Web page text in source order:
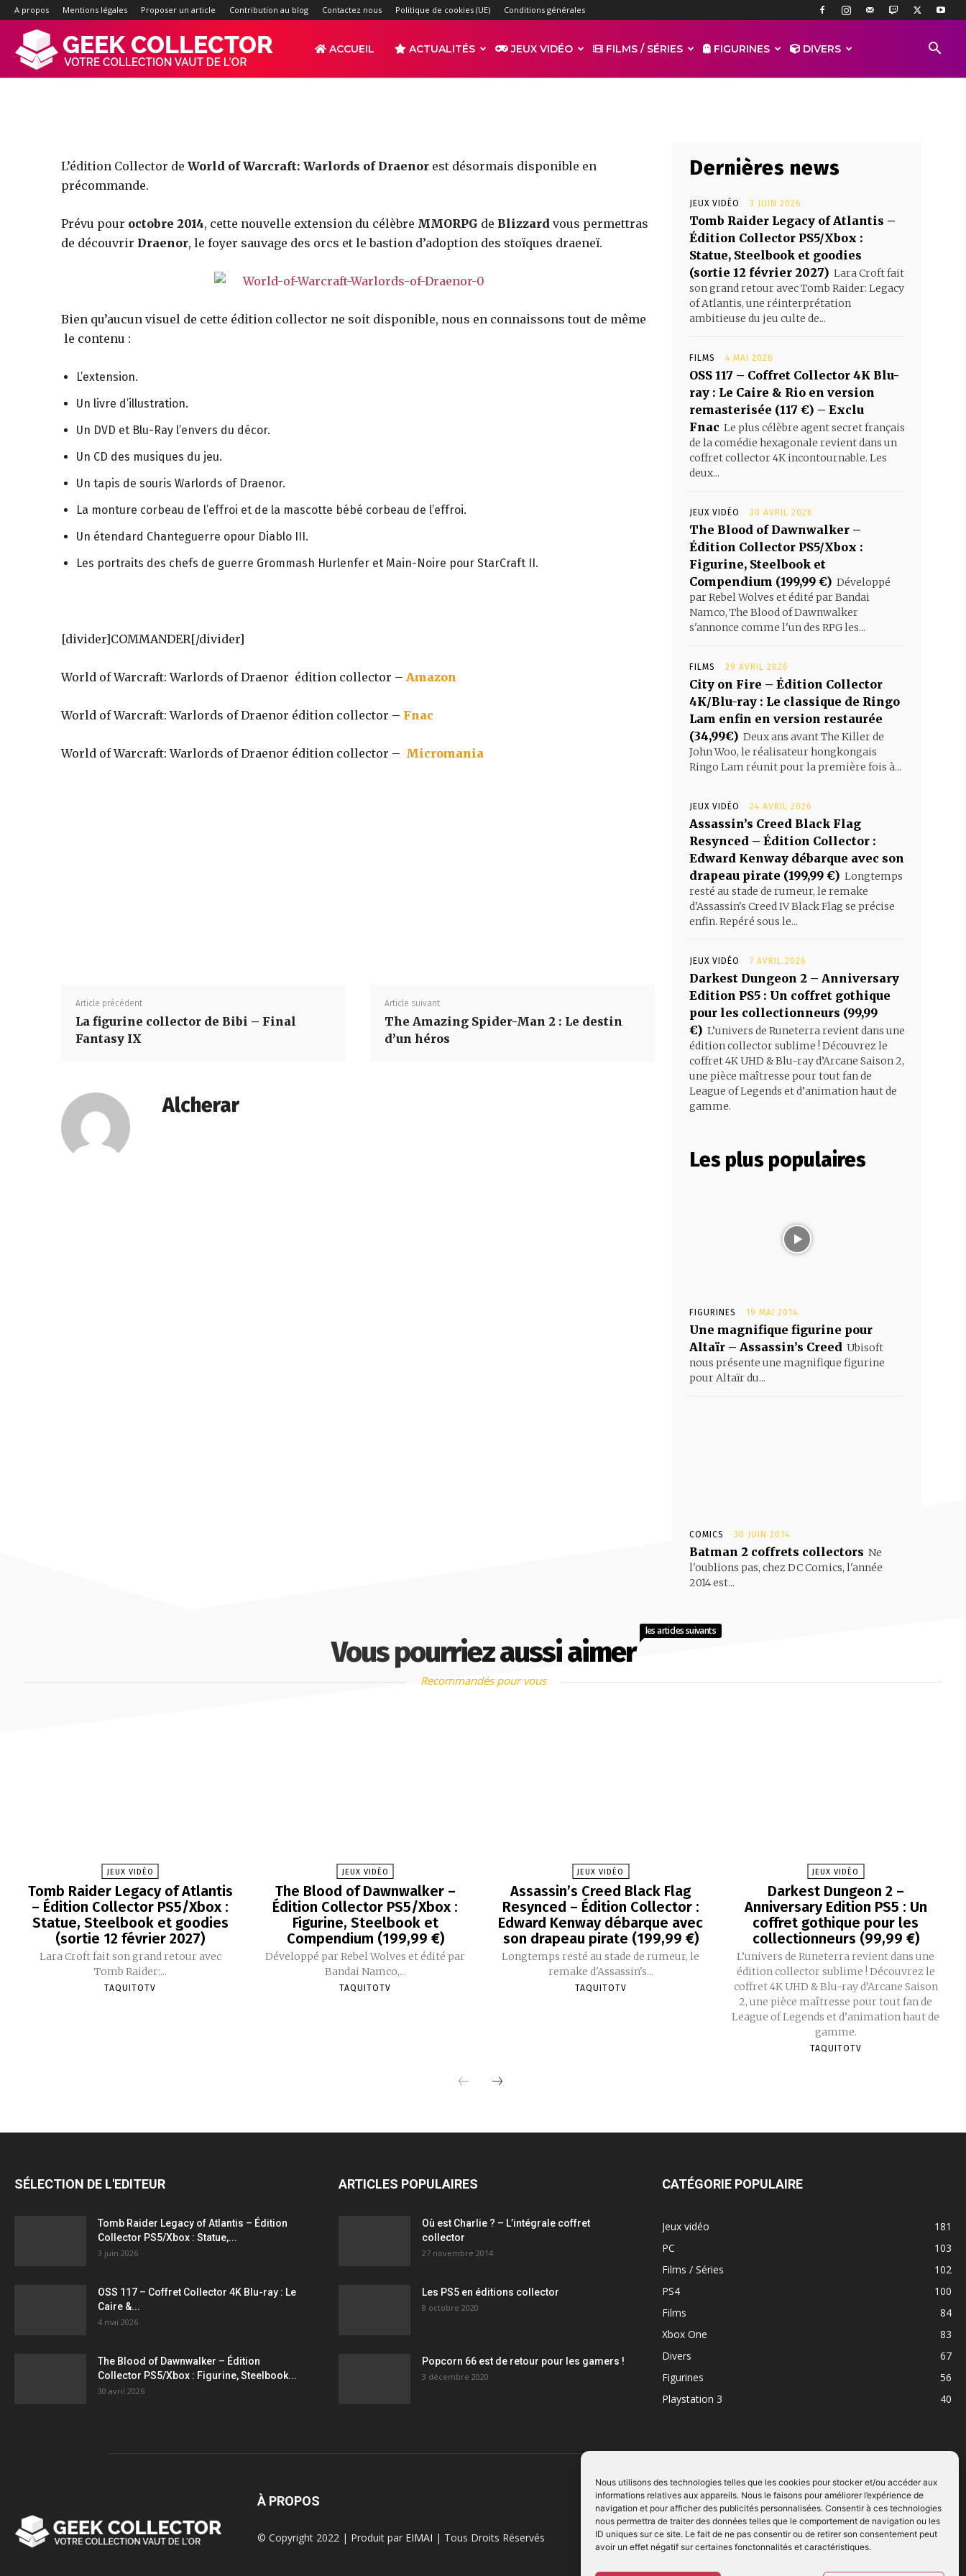
Nous utilisons des technologies telles que les cookies pour stocker et/ou accéder aux
informations relatives aux appareils. Nous le faisons pour améliorer l’expérience de
navigation et pour afficher des publicités personnalisées. Consentir à ces technologies
nous permettra de traiter des données telles que le comportement de navigation ou les
ID uniques sur ce site. Le fait de ne pas consentir ou de retirer son consentement peut
avoir un effet négatif sur certaines fonctonnalités et caractéristiques.
A propos Mentions légales Proposer un article Contribution au blog Contactez nous Politique de cookies (UE) Conditions générales
:
Site
d'actualités
steelbook,
spéciales
jeux
statuettes
ACCUEIL ACTUALITÉS JEUX VIDÉO FILMS / SÉRIES FIGURINES DIVERS
World of Warcraft: Warlords of Draenor
par ALCHERAR 1682 0
L’édition Collector de World of Warcraft: Warlords of Draenor est désormais disponible en
précommande.
Prévu pour octobre 2014, cette nouvelle extension du célèbre MMORPG de Blizzard vous permettras
de découvrir Draenor, le foyer sauvage des orcs et le bastion d’adoption des stoïques draeneï.
Bien qu’aucun visuel de cette édition collector ne soit disponible, nous en connaissons tout de même
le contenu :
L’extension.
Un livre d’illustration.
Un DVD et Blu-Ray l’envers du décor.
Un CD des musiques du jeu.
Un tapis de souris Warlords of Draenor.
La monture corbeau de l’effroi et de la mascotte bébé corbeau de l’effroi.
Un étendard Chanteguerre opour Diablo III.
Les portraits des chefs de guerre Grommash Hurlenfer et Main-Noire pour StarCraft II.
[divider]COMMANDER[/divider]
World of Warcraft: Warlords of Draenor édition collector – Amazon
World of Warcraft: Warlords of Draenor édition collector – Fnac
World of Warcraft: Warlords of Draenor édition collector – Micromania
Article précédent
La figurine collector de Bibi – Final
Fantasy IX
Article suivant
The Amazing Spider-Man 2 : Le destin
d’un héros
Alcherar
Dernières news
JEUX VIDÉO 3 JUIN 2026
Tomb Raider Legacy of Atlantis –
Édition Collector PS5/Xbox :
Statue, Steelbook et goodies
(sortie 12 février 2027) Lara Croft fait
son grand retour avec Tomb Raider: Legacy
of Atlantis, une réinterprétation
ambitieuse du jeu culte de...
FILMS 4 MAI 2026
OSS 117 – Coffret Collector 4K Blu-
ray : Le Caire & Rio en version
remasterisée (117 €) – Exclu
Fnac Le plus célèbre agent secret français
de la comédie hexagonale revient dans un
coffret collector 4K incontournable. Les
deux...
JEUX VIDÉO 30 AVRIL 2026
The Blood of Dawnwalker –
Édition Collector PS5/Xbox :
Figurine, Steelbook et
Compendium (199,99 €) Développé
par Rebel Wolves et édité par Bandai
Namco, The Blood of Dawnwalker
s'annonce comme l'un des RPG les...
FILMS 29 AVRIL 2026
City on Fire – Édition Collector
4K/Blu-ray : Le classique de Ringo
Lam enfin en version restaurée
(34,99€) Deux ans avant The Killer de
John Woo, le réalisateur hongkongais
Ringo Lam réunit pour la première fois à...
JEUX VIDÉO 24 AVRIL 2026
Assassin’s Creed Black Flag
Resynced – Édition Collector :
Edward Kenway débarque avec son
drapeau pirate (199,99 €) Longtemps
resté au stade de rumeur, le remake
d'Assassin's Creed IV Black Flag se précise
enfin. Repéré sous le...
JEUX VIDÉO 7 AVRIL 2026
Darkest Dungeon 2 – Anniversary
Edition PS5 : Un coffret gothique
pour les collectionneurs (99,99
€) L’univers de Runeterra revient dans une
édition collector sublime ! Découvrez le
coffret 4K UHD & Blu-ray d’Arcane Saison 2,
une pièce maîtresse pour tout fan de
League of Legends et d’animation haut de
gamme.
Les plus populaires
FIGURINES 19 MAI 2014
Une magnifique figurine pour
Altaïr – Assassin’s Creed Ubisoft
nous présente une magnifique figurine
pour Altaïr du...
COMICS 30 JUIN 2014
Batman 2 coffrets collectors Ne
l'oublions pas, chez DC Comics, l'année
2014 est...
Vous pourriez aussi aimer
les articles suivants
Recommandés pour vous
JEUX VIDÉO
Tomb Raider Legacy of Atlantis
– Édition Collector PS5/Xbox :
Statue, Steelbook et goodies
(sortie 12 février 2027)
Lara Croft fait son grand retour avec
Tomb Raider:...
TAQUITOTV
JEUX VIDÉO
The Blood of Dawnwalker –
Édition Collector PS5/Xbox :
Figurine, Steelbook et
Compendium (199,99 €)
Développé par Rebel Wolves et édité par
Bandai Namco,...
TAQUITOTV
JEUX VIDÉO
Assassin’s Creed Black Flag
Resynced – Édition Collector :
Edward Kenway débarque avec
son drapeau pirate (199,99 €)
Longtemps resté au stade de rumeur, le
remake d'Assassin's...
TAQUITOTV
JEUX VIDÉO
Darkest Dungeon 2 –
Anniversary Edition PS5 : Un
coffret gothique pour les
collectionneurs (99,99 €)
L’univers de Runeterra revient dans une
édition collector sublime ! Découvrez le
coffret 4K UHD & Blu-ray d’Arcane Saison
2, une pièce maîtresse pour tout fan de
League of Legends et d’animation haut de
gamme.
TAQUITOTV
SÉLECTION DE L'EDITEUR
Tomb Raider Legacy of Atlantis – Édition
Collector PS5/Xbox : Statue,...
3 juin 2026
OSS 117 – Coffret Collector 4K Blu-ray : Le
Caire &...
4 mai 2026
The Blood of Dawnwalker – Édition
Collector PS5/Xbox : Figurine, Steelbook...
30 avril 2026
ARTICLES POPULAIRES
Où est Charlie ? – L’intégrale coffret
collector
27 novembre 2014
Les PS5 en éditions collector
8 octobre 2020
Popcorn 66 est de retour pour les gamers !
3 décembre 2020
CATÉGORIE POPULAIRE
Jeux vidéo
181
PC
103
Films / Séries
102
PS4
100
Films
84
Xbox One
83
Divers
67
Figurines
56
Playstation 3
40
À PROPOS
© Copyright 2022 | Produit par EIMAI | Tous Droits Réservés
SUIVEZ NOUS